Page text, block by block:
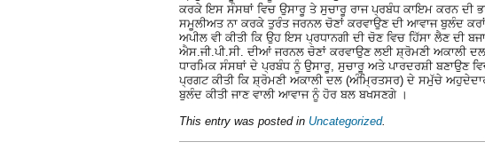
ਕਰਕੇ ਇਸ ਸੰਸਥਾਂ ਵਿਚ ਉਸਾਰੂ ਤੇ ਸੁਚਾਰੂ ਰਾਜ ਪ੍ਰਬੰਧ ਕਾਇਮ ਕਰਨ ਦੀ
ਸਮੂਲੀਅਤ ਨਾ ਕਰਕੇ ਤੁਰੰਤ ਜਰਨਲ ਚੋਣਾਂ ਕਰਵਾਉਣ ਦੀ ਆਵਾਜ ਬੁਲੰਦ
ਅਪੀਲ ਵੀ ਕੀਤੀ ਕਿ ਉਹ ਇਸ ਪ੍ਰਧਾਨਗੀ ਦੀ ਚੋਣ ਵਿਚ ਹਿੱਸਾ ਲੈਣ
ਐਸ.ਜੀ.ਪੀ.ਸੀ. ਦੀਆਂ ਜਰਨਲ ਚੋਣਾਂ ਕਰਵਾਉਣ ਲਈ ਸ਼੍ਰੋਮਣੀ ਅਕਾਲੀ
ਧਾਰਮਿਕ ਸੰਸਥਾਂ ਦੇ ਪ੍ਰਬੰਧ ਨੂੰ ਉਸਾਰੂ, ਸੁਚਾਰੂ ਅਤੇ ਪਾਰਦਰਸ਼ੀ ਬਣਾਉਣ
ਪ੍ਰਗਟ ਕੀਤੀ ਕਿ ਸ਼੍ਰੋਮਣੀ ਅਕਾਲੀ ਦਲ (ਅੰਮ੍ਰਿਤਸਰ) ਦੇ ਸਮੁੱਚੇ
ਬੁਲੰਦ ਕੀਤੀ ਜਾਣ ਵਾਲੀ ਆਵਾਜ ਨੂੰ ਹੋਰ ਬਲ ਬਖਸਣਗੇ ।
This entry was posted in Uncategorized.